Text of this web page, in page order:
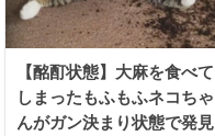
【酩酊状態】大麻を食べて
しまったもふもふネコちゃ
んがガン決まり状態で発見